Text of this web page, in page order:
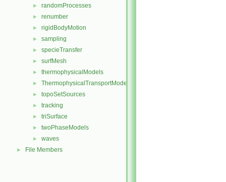
► randomProcesses
► renumber
► rigidBodyMotion
► sampling
► specieTransfer
► surfMesh
► thermophysicalModels
► ThermophysicalTransportModels
► topoSetSources
► tracking
► triSurface
► twoPhaseModels
► waves
► File Members